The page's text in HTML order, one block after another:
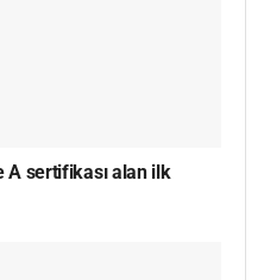
A sertifikası alan ilk